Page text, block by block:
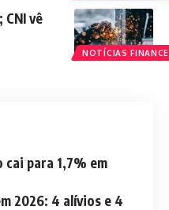
NOTÍCIAS
vê
cai para 1,7% em
2026: 4 alívios e 4